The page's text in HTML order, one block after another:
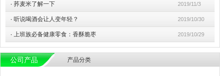
· 荞麦米了解一下 2019/11/3
· 听说喝酒会让人变年轻？ 2019/10/30
· 上班族必备健康零食：香酥脆枣 2019/10/29
公司产品 产品分类